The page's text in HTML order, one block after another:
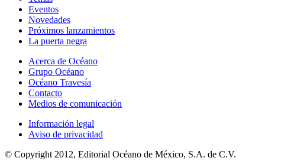
Eventos
Novedades
Próximos lanzamientos
La puerta negra
Acerca de Océano
Grupo Océano
Océano Travesía
Contacto
Medios de comunicación
Información legal
Aviso de privacidad
© Copyright 2012, Editorial Océano de México, S.A. de C.V.